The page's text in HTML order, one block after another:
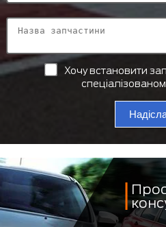
Хочу встановити